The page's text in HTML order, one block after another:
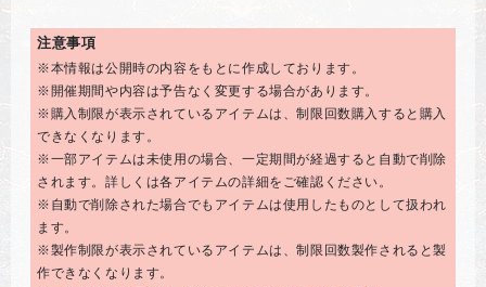
注意事項
※本情報は公開時の内容をもとに作成しております。
※開催期間や内容は予告なく変更する場合があります。
※購入制限が表示されているアイテムは、制限回数購入すると購入
できなくなります。
※一部アイテムは未使用の場合、一定期間が経過すると自動で削除
されます。詳しくは各アイテムの詳細をご確認ください。
※自動で削除された場合でもアイテムは使用したものとして扱われ
ます。
※製作制限が表示されているアイテムは、制限回数製作されると製
作できなくなります。